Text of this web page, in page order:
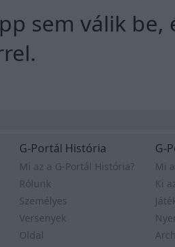
sem válik
G-Portál História
Mi az a G-Portál História?
Rólunk
Személyes
Versenyek
Oldal
G-
Mi
Ki